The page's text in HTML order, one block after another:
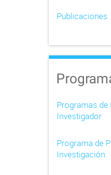
Publicaciones
Programas
Investigador
Programa de
Investigación